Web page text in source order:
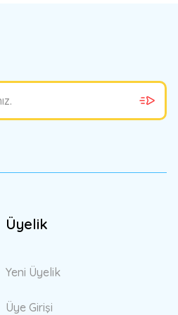
Üyelik
Yeni Üyelik
Üye Girişi